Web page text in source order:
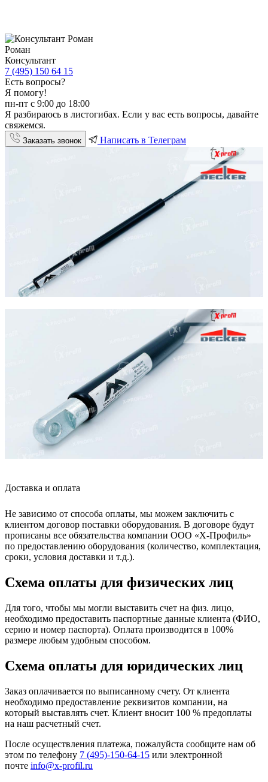
Роман
Консультант
7 (495) 150 64 15
Есть вопросы?
Я помогу!
пн-пт с 9:00 до 18:00
Я разбираюсь в листогибах. Если у вас есть вопросы, давайте
свяжемся.
Заказать звонок Написать в Телеграм
Доставка и оплата
Не зависимо от способа оплаты, мы можем заключить с
клиентом договор поставки оборудования. В договоре будут
прописаны все обязательства компании ООО «Х-Профиль»
по предоставлению оборудования (количество, комплектация,
сроки, условия доставки и т.д.).
Схема оплаты для физических лиц
Для того, чтобы мы могли выставить счет на физ. лицо,
необходимо предоставить паспортные данные клиента (ФИО,
серию и номер паспорта). Оплата производится в 100%
размере любым удобным способом.
Схема оплаты для юридических лиц
Заказ оплачивается по выписанному счету. От клиента
необходимо предоставление реквизитов компании, на
который выставлять счет. Клиент вносит 100 % предоплаты
на наш расчетный счет.
После осуществления платежа, пожалуйста сообщите нам об
этом по телефону 7 (495)-150-64-15 или электронной
почте info@x-profil.ru